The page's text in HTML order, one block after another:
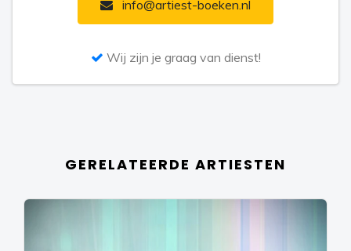
info@artiest-boeken.nl
Wij zijn je graag van dienst!
GERELATEERDE ARTIESTEN